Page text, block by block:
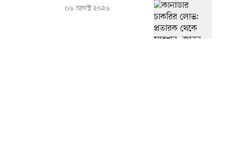
০৬ আগস্ট ২০২৬